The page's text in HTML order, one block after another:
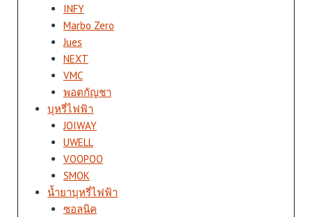
INFY
Marbo Zero
Jues
NEXT
VMC
พอตกัญชา
บุหรี่ไฟฟ้า
JOIWAY
UWELL
VOOPOO
SMOK
น้ำยาบุหรี่ไฟฟ้า
ซอลนิค